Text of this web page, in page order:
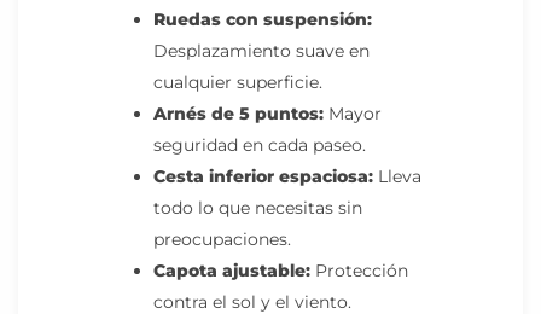
Ruedas con suspensión:
Desplazamiento suave en
cualquier superficie.
Arnés de 5 puntos: Mayor
seguridad en cada paseo.
Cesta inferior espaciosa: Lleva
todo lo que necesitas sin
preocupaciones.
Capota ajustable: Protección
contra el sol y el viento.